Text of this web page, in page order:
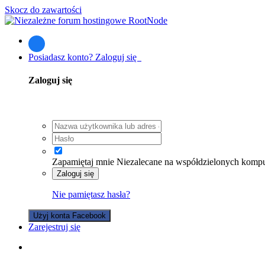
Skocz do zawartości
Posiadasz konto? Zaloguj się
Zaloguj się
Zapamiętaj mnie Niezalecane na współdzielonych
Zaloguj się
Nie pamiętasz hasła?
Użyj konta Facebook
Zarejestruj się